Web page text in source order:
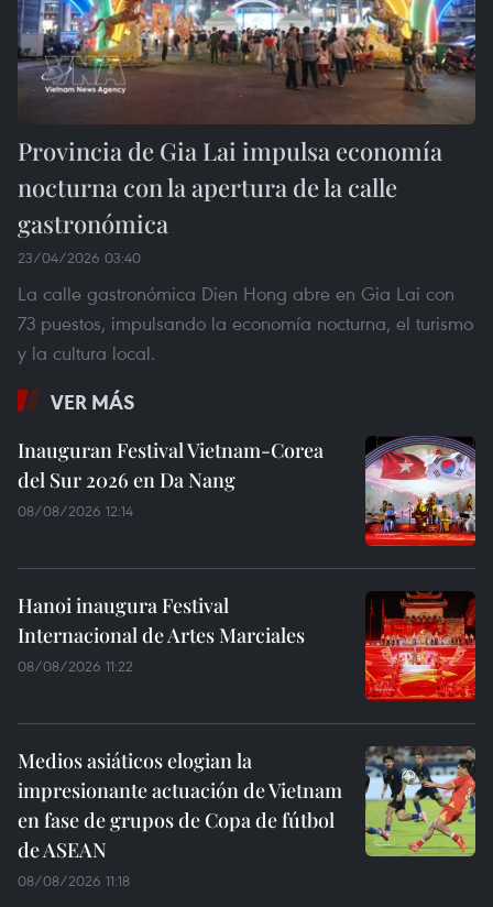
Provincia de Gia Lai impulsa economía
nocturna con la apertura de la calle
gastronómica
23/04/2026 03:40
La calle gastronómica Dien Hong abre en Gia Lai con
73 puestos, impulsando la economía nocturna, el turismo
y la cultura local.
VER MÁS
Inauguran Festival Vietnam-Corea
del Sur 2026 en Da Nang
08/08/2026 12:14
Hanoi inaugura Festival
Internacional de Artes Marciales
08/08/2026 11:22
Medios asiáticos elogian la
impresionante actuación de Vietnam
en fase de grupos de Copa de fútbol
de ASEAN
08/08/2026 11:18